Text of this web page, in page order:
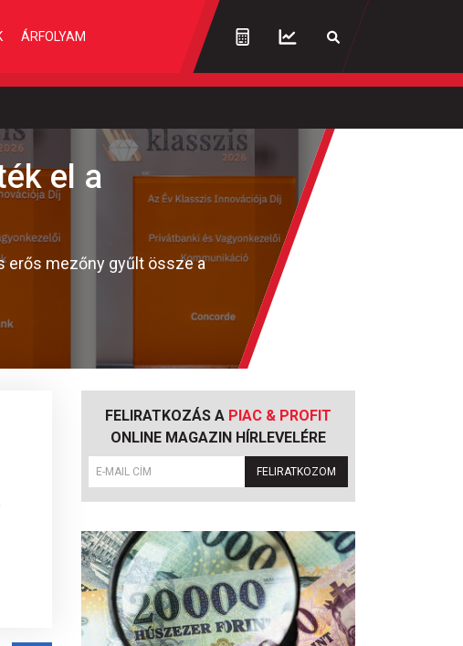
ÁRFOLYAM
el a
erős mezőny gyűlt össze a
FELIRATKOZÁS A PIAC & PROFIT
ONLINE MAGAZIN HÍRLEVELÉRE
FELIRATKOZOM